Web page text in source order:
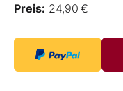
Preis: 24,90 €